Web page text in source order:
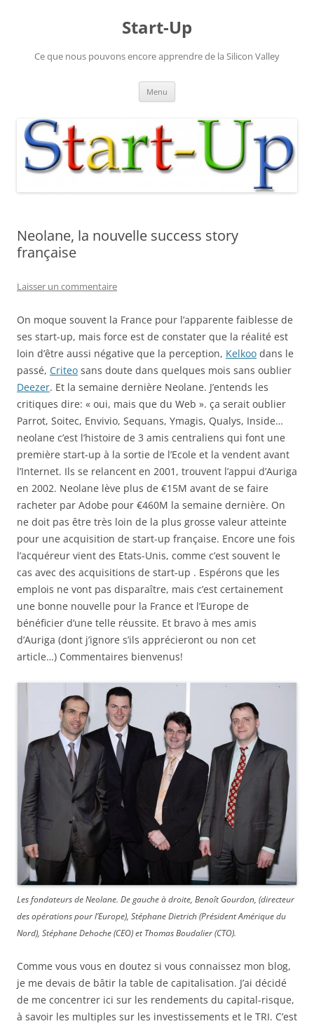
Start-Up
Ce que nous pouvons encore apprendre de la Silicon Valley
Menu
Neolane, la nouvelle success story
française
Laisser un commentaire
On moque souvent la France pour l’apparente faiblesse de
ses start-up, mais force est de constater que la réalité est
loin d’être aussi négative que la perception, Kelkoo dans le
passé, Criteo sans doute dans quelques mois sans oublier
Deezer. Et la semaine dernière Neolane. J’entends les
critiques dire: « oui, mais que du Web ». ça serait oublier
Parrot, Soitec, Envivio, Sequans, Ymagis, Qualys, Inside…
neolane c’est l’histoire de 3 amis centraliens qui font une
première start-up à la sortie de l’Ecole et la vendent avant
l’Internet. Ils se relancent en 2001, trouvent l’appui d’Auriga
en 2002. Neolane lève plus de €15M avant de se faire
racheter par Adobe pour €460M la semaine dernière. On
ne doit pas être très loin de la plus grosse valeur atteinte
pour une acquisition de start-up française. Encore une fois
l’acquéreur vient des Etats-Unis, comme c’est souvent le
cas avec des acquisitions de start-up . Espérons que les
emplois ne vont pas disparaître, mais c’est certainement
une bonne nouvelle pour la France et l’Europe de
bénéficier d’une telle réussite. Et bravo à mes amis
d’Auriga (dont j’ignore s’ils apprécieront ou non cet
article…) Commentaires bienvenus!
Les fondateurs de Neolane. De gauche à droite, Benoît Gourdon, (directeur
des opérations pour l’Europe), Stéphane Dietrich (Président Amérique du
Nord), Stéphane Dehoche (CEO) et Thomas Boudalier (CTO).
Comme vous vous en doutez si vous connaissez mon blog,
je me devais de bâtir la table de capitalisation. J’ai décidé
de me concentrer ici sur les rendements du capital-risque,
à savoir les multiples sur les investissements et le TRI. C’est